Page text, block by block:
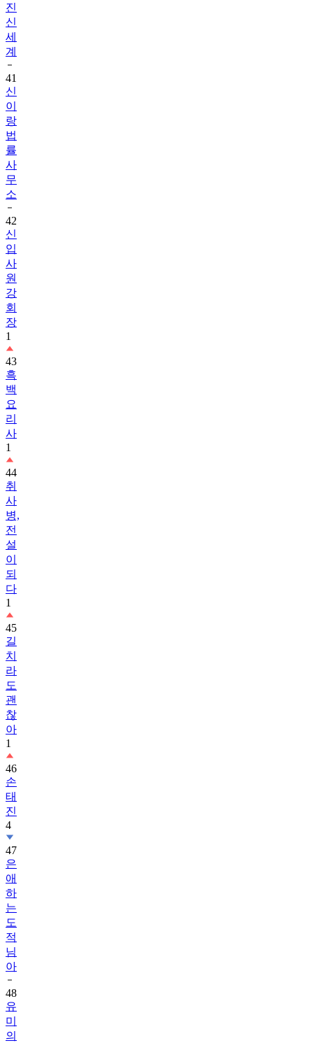
진
신
세
계
41
신
이
랑
법
률
사
무
소
42
신
입
사
원
강
회
장
1
43
흑
백
요
리
사
1
44
취
사
병,
전
설
이
되
다
1
45
길
치
라
도
괜
찮
아
1
46
손
태
진
4
47
은
애
하
는
도
적
님
아
48
유
미
의